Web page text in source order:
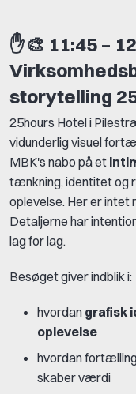
✋🎨 11:45 –
storytelling
25hours Hotel i
vidunderlig visuel
MBK's nabo på et
tænkning, identitet og
oplevelse. Her er intet
Detaljerne har
lag for lag.
Besøget giver indblik i:
hvordan grafisk
oplevelse
hvordan
skaber værdi